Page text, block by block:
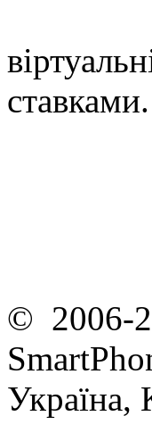
© 2006-
Україна,